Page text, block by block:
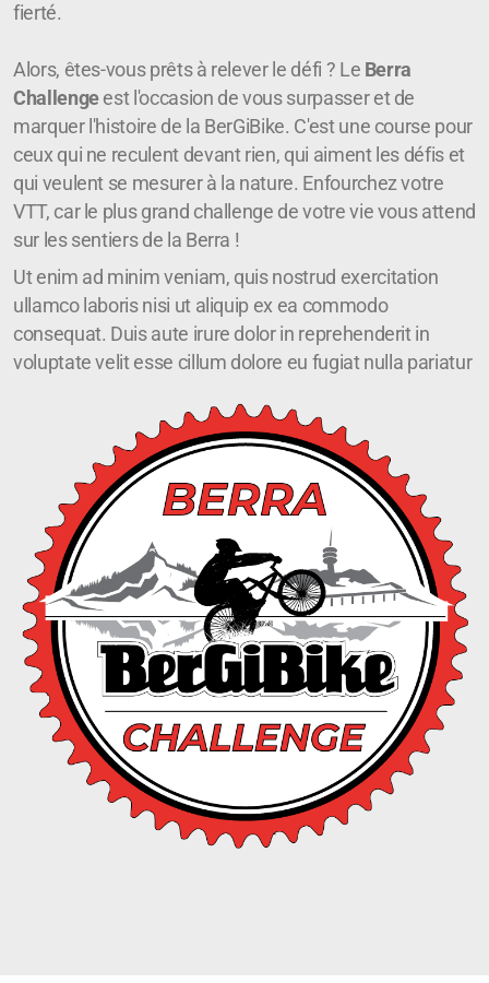
fierté.
Alors, êtes-vous prêts à relever le défi ? Le Berra
Challengeest l'occasion de vous surpasser et de
marquer l'histoire de la BerGiBike. C'est une course pour
ceux qui ne reculent devant rien, qui aiment les défis et
qui veulent se mesurer à la nature. Enfourchez votre
VTT, car le plus grand challenge de votre vie vous attend
sur les sentiers de la Berra !
Ut enim ad minim veniam, quis nostrud exercitation
ullamco laboris nisi ut aliquip ex ea commodo
consequat. Duis aute irure dolor in reprehenderit in
voluptate velit esse cillum dolore eu fugiat nulla pariatur